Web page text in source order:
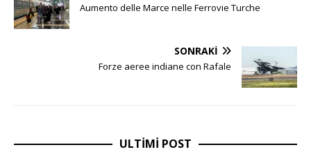
Aumento delle Marce nelle Ferrovie Turche
SONRAKI
Forze aeree indiane con Rafale
ULTIMI POST